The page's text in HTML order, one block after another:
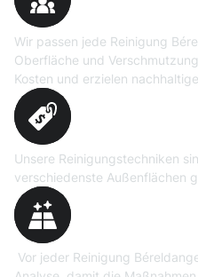
Wir passen jede Reinigung
Oberfläche und
Kosten und erzielen
Unsere Reinigungstechniken
verschiedenste Außenflächen
Vor jeder Reinigung